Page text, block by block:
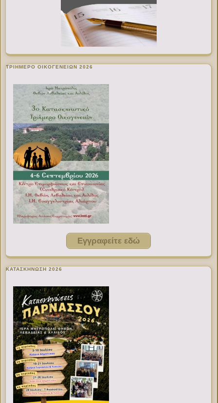
ΤΡΙΗΜΕΡΟ ΟΙΚΟΓΕΝΕΙΩΝ 2026
Εγγραφείτε εδώ
ΚΑΤΑΣΚΗΝΩΣΗ 2026